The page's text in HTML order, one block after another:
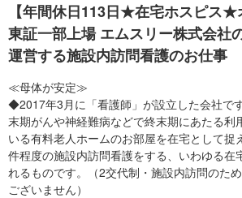
【年間休日113日★在宅ホスピス★
東証一部上場 エムスリー株式会社
運営する施設内訪問看護のお仕事
≪母体が安定≫
◆2017年3月に「看護師」が設立した会社です
末期がんや神経難病などで終末期にあたる利
いる有料老人ホームのお部屋を在宅として捉
件程度の施設内訪問看護をする、いわゆる在
れるものです。（2交代制・施設内訪問のた
ございません）